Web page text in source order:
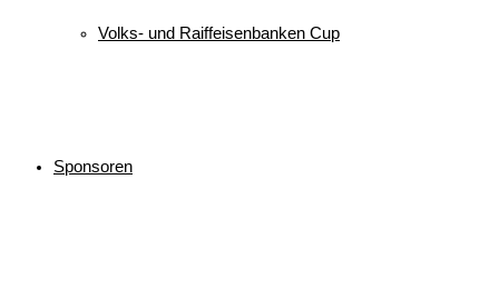
Volks- und Raiffeisenbanken Cup
Sponsoren